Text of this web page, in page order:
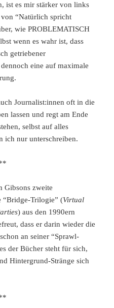
ist es mir stärker von links
“Natürlich spricht
wie PROBLEMATISCH
wenn es wahr ist, dass
getriebener
eine auf maximale
Journalist:innen oft in die
lassen und regt am Ende
selbst auf alles
ich nur unterschreiben.
Gibsons zweite
“Bridge-Trilogie” (Virtual
) aus den 1990ern
dass er darin wieder die
an seiner “Sprawl-
der Bücher steht für sich,
Hintergrund-Stränge sich